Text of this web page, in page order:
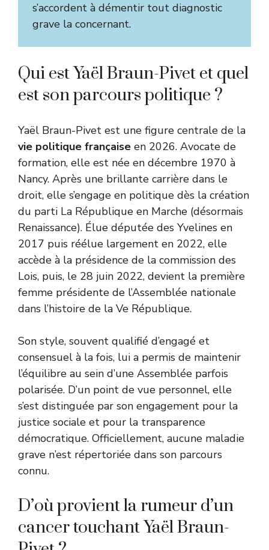
s’accordent à démentir tout diagnostic
grave la concernant.
Qui est Yaël Braun-Pivet et quel
est son parcours politique ?
Yaël Braun-Pivet est une figure centrale de la
vie politique française en 2026. Avocate de
formation, elle est née en décembre 1970 à
Nancy. Après une brillante carrière dans le
droit, elle s’engage en politique dès la création
du parti La République en Marche (désormais
Renaissance). Élue députée des Yvelines en
2017 puis réélue largement en 2022, elle
accède à la présidence de la commission des
Lois, puis, le 28 juin 2022, devient la première
femme présidente de l’Assemblée nationale
dans l’histoire de la Ve République.
Son style, souvent qualifié d’engagé et
consensuel à la fois, lui a permis de maintenir
l’équilibre au sein d’une Assemblée parfois
polarisée. D’un point de vue personnel, elle
s’est distinguée par son engagement pour la
justice sociale et pour la transparence
démocratique. Officiellement, aucune maladie
grave n’est répertoriée dans son parcours
connu.
D’où provient la rumeur d’un
cancer touchant Yaël Braun-